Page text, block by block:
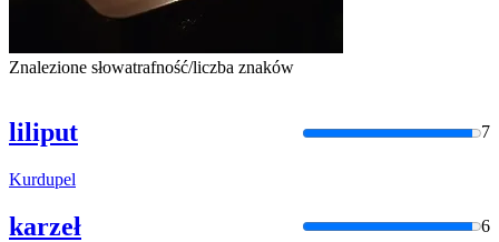
Znalezione słowatrafność/liczba znaków
liliput 7
Kurdupel
karzeł 6